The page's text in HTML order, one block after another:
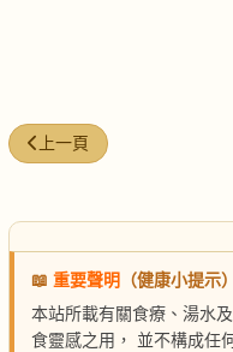
上一篇文章: 蔘片蒸馬蹄肉餅
上一頁
📖 重要聲明
（健康小提示）
本站所載有關食療、湯水
食靈感之用， 並不構成任